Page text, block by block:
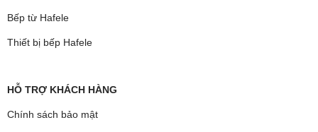
Bếp từ Hafele
Thiết bị bếp Hafele
HỖ TRỢ KHÁCH HÀNG
Chính sách bảo mật